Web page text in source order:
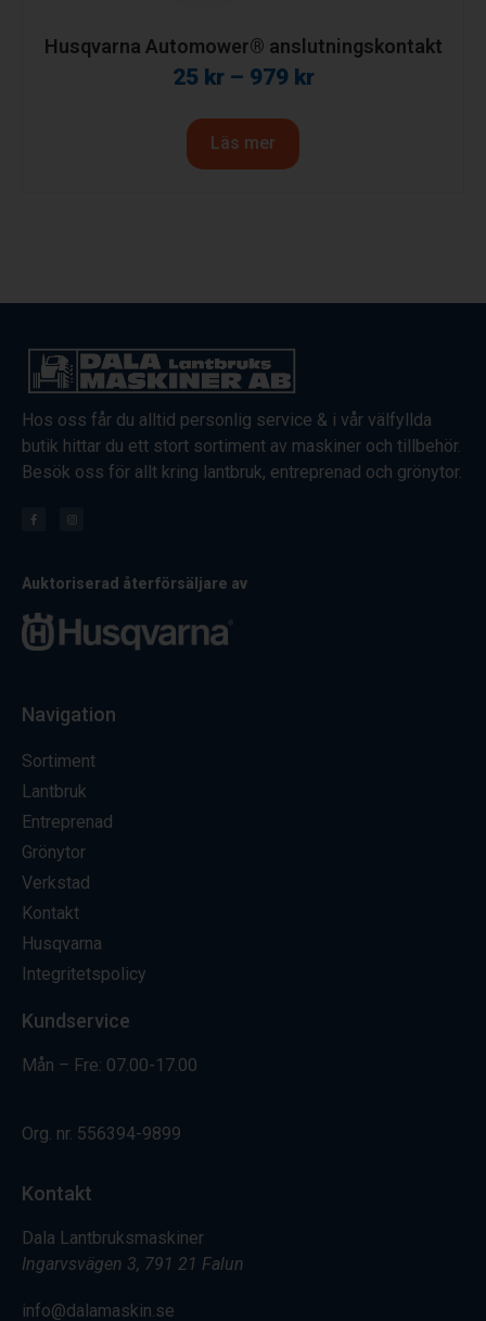
Husqvarna Automower® anslutningskontakt
25 kr– 979 kr
Läs mer
Hos oss får du alltid personlig service & i vår välfyllda
butik hittar du ett stort sortiment av maskiner och tillbehör.
Besök oss för allt kring lantbruk, entreprenad och grönytor.
Auktoriserad återförsäljare av
Navigation
Sortiment
Lantbruk
Entreprenad
Grönytor
Verkstad
Kontakt
Husqvarna
Integritetspolicy
Kundservice
Mån – Fre: 07.00-17.00
Org. nr. 556394-9899
Kontakt
Dala Lantbruksmaskiner
Ingarvsvägen 3, 791 21 Falun
info@dalamaskin.se